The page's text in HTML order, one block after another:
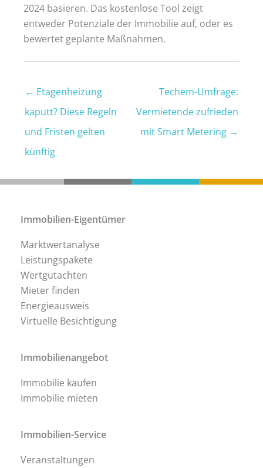
2024 basieren. Das kostenlose Tool zeigt
entweder Potenziale der Immobilie auf, oder es
bewertet geplante Maßnahmen.
← Etagenheizung
kaputt? Diese Regeln
und Fristen gelten
künftig
Techem-Umfrage:
Vermietende zufrieden
mit Smart Metering →
Immobilien-Eigentümer
Marktwertanalyse
Leistungspakete
Wertgutachten
Mieter finden
Energieausweis
Virtuelle Besichtigung
Immobilienangebot
Immobilie kaufen
Immobilie mieten
Immobilien-Service
Veranstaltungen